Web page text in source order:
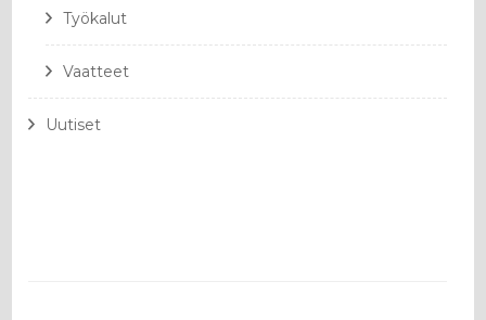
Työkalut
Vaatteet
Uutiset